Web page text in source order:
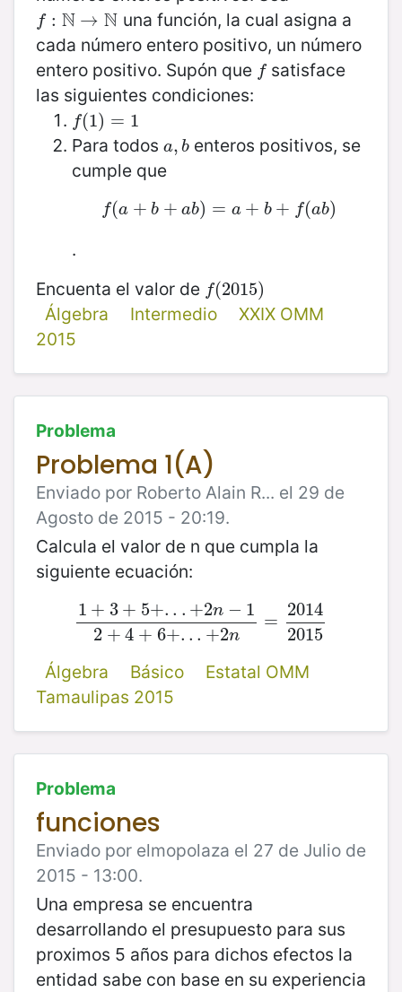
f : N → N
f: N → N
una función, la cual asigna a
cada número entero positivo, un número
entero positivo. Supón que f
fsatisface
las siguientes condiciones:
f(1) = 1
f(1)= 1
Para todos a, b
a,b enteros positivos, se
cumple que
f(a + b + ab) = a + b + f(ab)
f(a+ b+ab )=a+b+f (a b)
.
Encuenta el valor de f(2015)
f(2015)
Álgebra
Intermedio
XXIX OMM
2015
Problema
Problema 1(A)
Enviado por Roberto Alain R... el 29 de
Agosto de 2015 - 20:19.
Calcula el valor de n que cumpla la
siguiente ecuación:
1 + 3 + 5+. . . +2n − 1
2 + 4 + 6+. . . +2n
=
2014
2015
1+3+5+...+2n−12+4+6 +.. +2n=
Álgebra Básico
Estatal OMM
Tamaulipas 2015
Problema
funciones
Enviado por elmopolaza el 27 de Julio de
2015 - 13:00.
Una empresa se encuentra
desarrollando el presupuesto para sus
proximos 5 años para dichos efectos la
entidad sabe con base en su experiencia